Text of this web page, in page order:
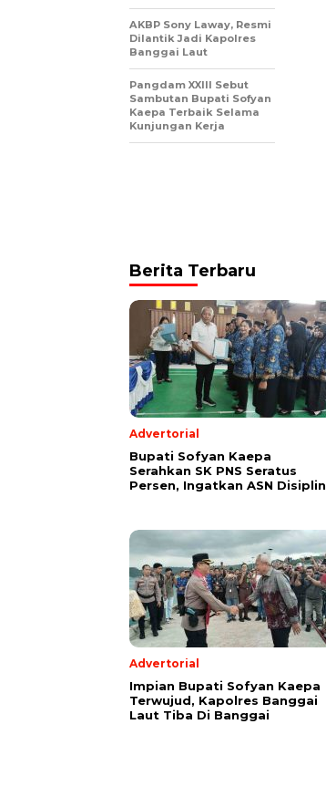
AKBP Sony Laway, Resmi
Dilantik Jadi Kapolres
Banggai Laut
Pangdam XXIII Sebut
Sambutan Bupati Sofyan
Kaepa Terbaik Selama
Kunjungan Kerja
Berita Terbaru
Advertorial
Bupati Sofyan Kaepa
Serahkan SK PNS Seratus
Persen, Ingatkan ASN Disiplin
Advertorial
Impian Bupati Sofyan Kaepa
Terwujud, Kapolres Banggai
Laut Tiba Di Banggai